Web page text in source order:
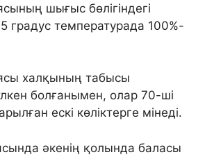
шығыс бөлігіндегі
градус температурада 100%-
халқының табысы
болғанымен, олар 70-ші
ескі көліктерге мінеді.
әкенің қолында баласы